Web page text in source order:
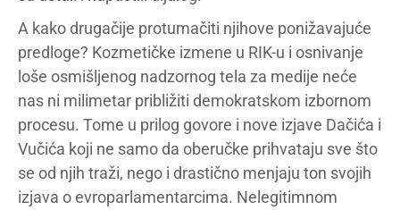
A kako drugačije protumačiti njihove ponižavajuće
predloge? Kozmetičke izmene u RIK-u i osnivanje
loše osmišljenog nadzornog tela za medije neće
nas ni milimetar približiti demokratskom izbornom
procesu. Tome u prilog govore i nove izjave Dačića i
Vučića koji ne samo da oberučke prihvataju sve što
se od njih traži, nego i drastično menjaju ton svojih
izjava o evroparlamentarcima. Nelegitimnom